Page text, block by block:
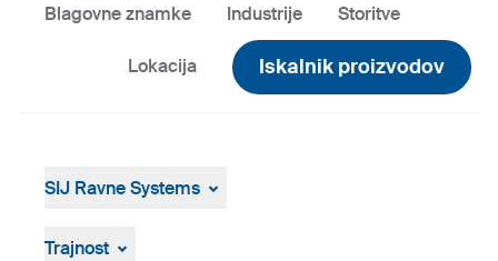
Blagovne znamke Industrije Storitve
Lokacija Iskalnik proizvodov
SIJ Ravne Systems
Skupina SIJ
Trajnost